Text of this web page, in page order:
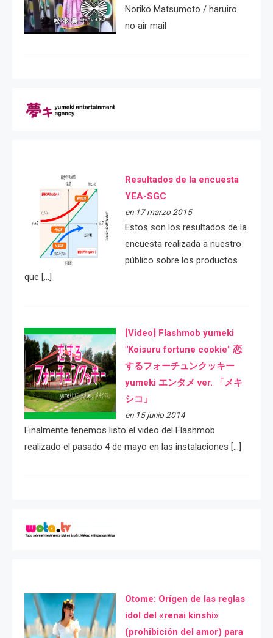
Noriko Matsumoto / haruiro
no air mail
Resultados de la encuesta
YEA-SGC
en 17 marzo 2015
Estos son los resultados de la
encuesta realizada a nuestro
público sobre los productos
que […]
[Video] Flashmob yumeki
"Koisuru fortune cookie" 恋
するフォーチュンクッキー
yumeki エンタメ ver. 「メキ
シコ」
en 15 junio 2014
Finalmente tenemos listo el video del Flashmob
realizado el pasado 4 de mayo en las instalaciones […]
Otome: Orígen de las reglas
idol del «renai kinshi»
(prohibición del amor) para